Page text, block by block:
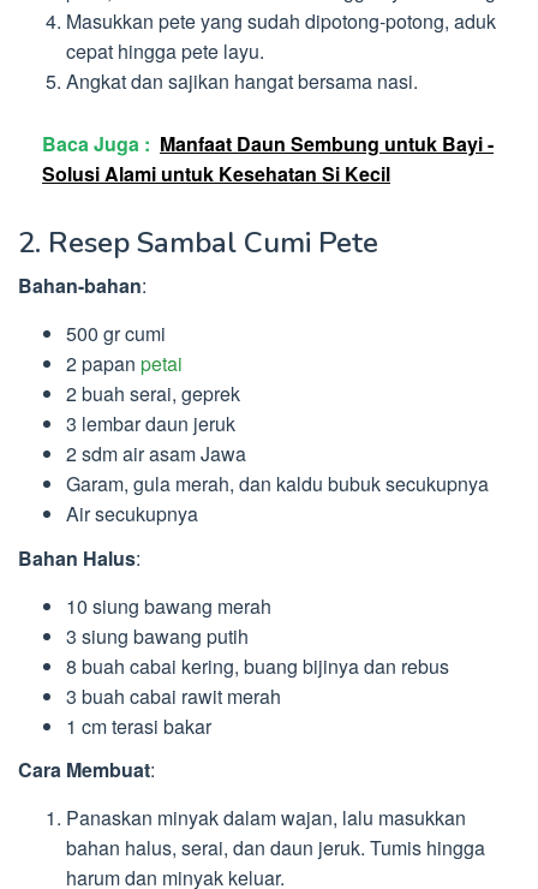
Masukkan pete yang sudah dipotong-potong, aduk
cepat hingga pete layu.
Angkat dan sajikan hangat bersama nasi.
Baca Juga : Manfaat Daun Sembung untuk Bayi -
Solusi Alami untuk Kesehatan Si Kecil
2. Resep Sambal Cumi Pete
Bahan-bahan:
500 gr cumi
2 papan petai
2 buah serai, geprek
3 lembar daun jeruk
2 sdm air asam Jawa
Garam, gula merah, dan kaldu bubuk secukupnya
Air secukupnya
Bahan Halus:
10 siung bawang merah
3 siung bawang putih
8 buah cabai kering, buang bijinya dan rebus
3 buah cabai rawit merah
1 cm terasi bakar
Cara Membuat:
Panaskan minyak dalam wajan, lalu masukkan
bahan halus, serai, dan daun jeruk. Tumis hingga
harum dan minyak keluar.